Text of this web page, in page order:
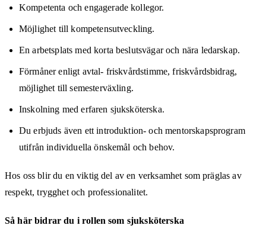
Kompetenta och engagerade kollegor.
Möjlighet till kompetensutveckling.
En arbetsplats med korta beslutsvägar och nära ledarskap.
Förmåner enligt avtal- friskvårdstimme, friskvårdsbidrag,
möjlighet till semesterväxling.
Inskolning med erfaren sjuksköterska.
Du erbjuds även ett introduktion- och mentorskapsprogram
utifrån individuella önskemål och behov.
Hos oss blir du en viktig del av en verksamhet som präglas av
respekt, trygghet och professionalitet.
Så här bidrar du i rollen som sjuksköterska